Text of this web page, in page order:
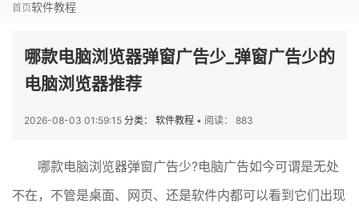
首页软件教程
哪款电脑浏览器弹窗广告少_弹窗广告少的
电脑浏览器推荐
2026-08-03 01:59:15 分类： 软件教程 • 阅读： 883
哪款电脑浏览器弹窗广告少?电脑广告如今可谓是无处
不在，不管是桌面、网页、还是软件内都可以看到它们出现